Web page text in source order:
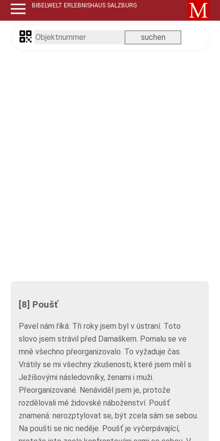
BIBELWELT ERLEBNISHAUS SALZBURG
[8] Poušť
Pavel nám říká: Tři roky jsem byl v ústraní. Toto
slovo jsem strávil před Damaškem. Pomalu se ve
mně všechno přeorganizovalo. To vyžaduje čas.
Vrátily se mi všechny zkušenosti, které jsem měl s
Ježíšovými následovníky, ženami i muži.
Přeorganizované. Nenáviděl jsem je, protože
rozdělovali mé židovské náboženství. Poušť
znamená: nerozptylovat se, být zcela sám se sebou.
Na poušti se nic neděje. Poušť je vyčerpávající,